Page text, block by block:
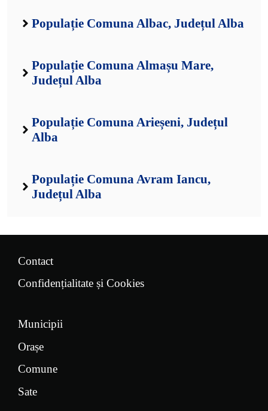
Populație Comuna Albac, Județul Alba
Populație Comuna Almașu Mare,
Județul Alba
Populație Comuna Arieșeni, Județul
Alba
Populație Comuna Avram Iancu,
Județul Alba
Contact
Confidențialitate și Cookies
Municipii
Orașe
Comune
Sate